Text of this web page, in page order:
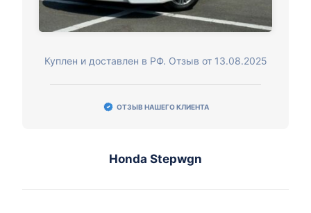
Куплен и доставлен в РФ. Отзыв от 13.08.2025
ОТЗЫВ НАШЕГО КЛИЕНТА
Honda Stepwgn